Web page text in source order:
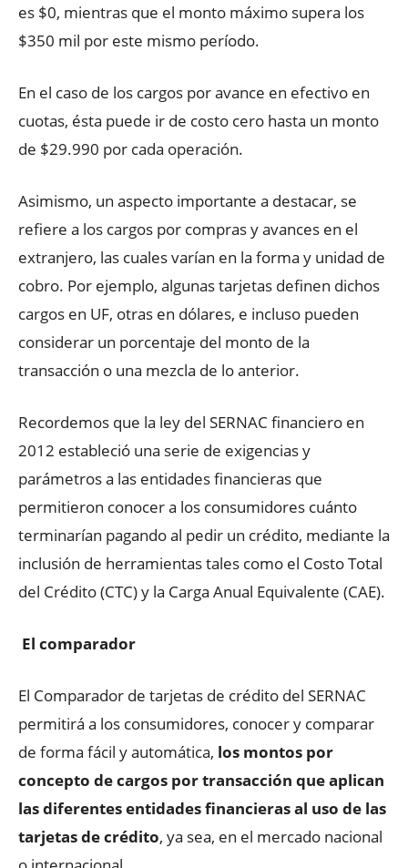
es $0, mientras que el monto máximo supera los
$350 mil por este mismo período.
En el caso de los cargos por avance en efectivo en
cuotas, ésta puede ir de costo cero hasta un monto
de $29.990 por cada operación.
Asimismo, un aspecto importante a destacar, se
refiere a los cargos por compras y avances en el
extranjero, las cuales varían en la forma y unidad de
cobro. Por ejemplo, algunas tarjetas definen dichos
cargos en UF, otras en dólares, e incluso pueden
considerar un porcentaje del monto de la
transacción o una mezcla de lo anterior.
Recordemos que la ley del SERNAC financiero en
2012 estableció una serie de exigencias y
parámetros a las entidades financieras que
permitieron conocer a los consumidores cuánto
terminarían pagando al pedir un crédito, mediante la
inclusión de herramientas tales como el Costo Total
del Crédito (CTC) y la Carga Anual Equivalente (CAE).
El comparador
El Comparador de tarjetas de crédito del SERNAC
permitirá a los consumidores, conocer y comparar
de forma fácil y automática, los montos por
concepto de cargos por transacción que aplican
las diferentes entidades financieras al uso de las
tarjetas de crédito, ya sea, en el mercado nacional